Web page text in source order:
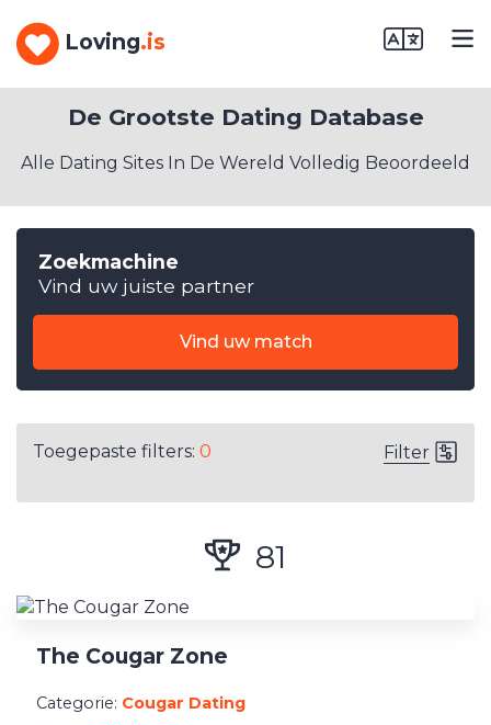
Loving.is
De Grootste Dating Database
Alle Dating Sites In De Wereld Volledig Beoordeeld
Zoekmachine
Vind uw juiste partner
Vind uw match
Toegepaste filters: 0 Filter
Date Type
Daten
Nichedating
Smartphone ondersteuning
81
The Cougar Zone
Categorie: Cougar Dating